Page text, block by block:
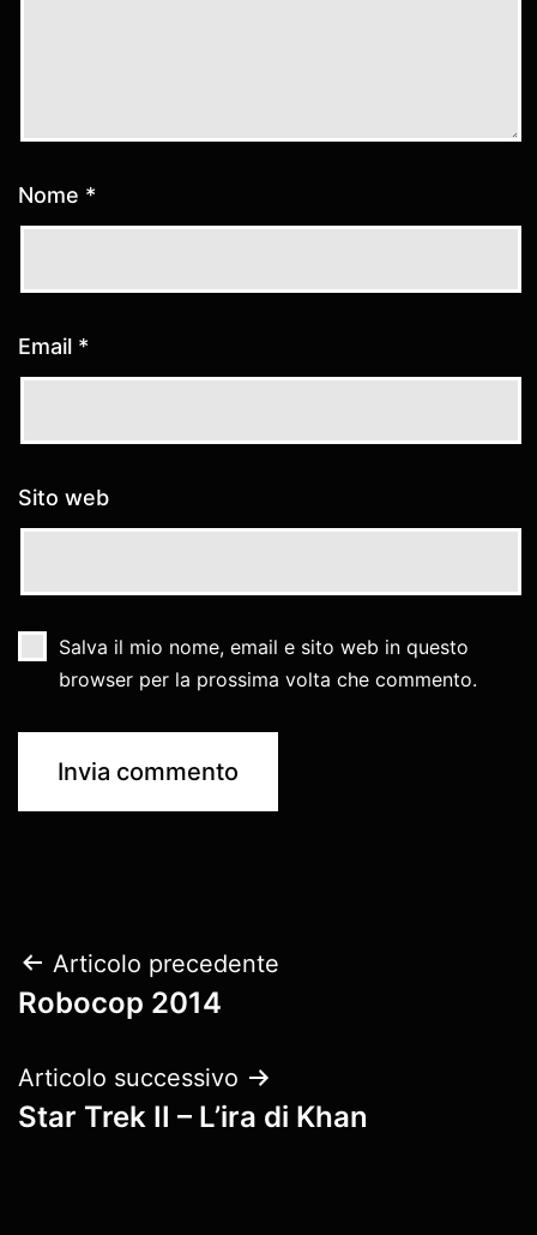
Nome *
Email *
Sito web
Salva il mio nome, email e sito web in questo
browser per la prossima volta che commento.
Navigazione
articoli
Articolo precedente
Robocop 2014
Articolo successivo
Star Trek II – L’ira di Khan